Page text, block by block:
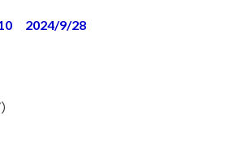
2024/9/28